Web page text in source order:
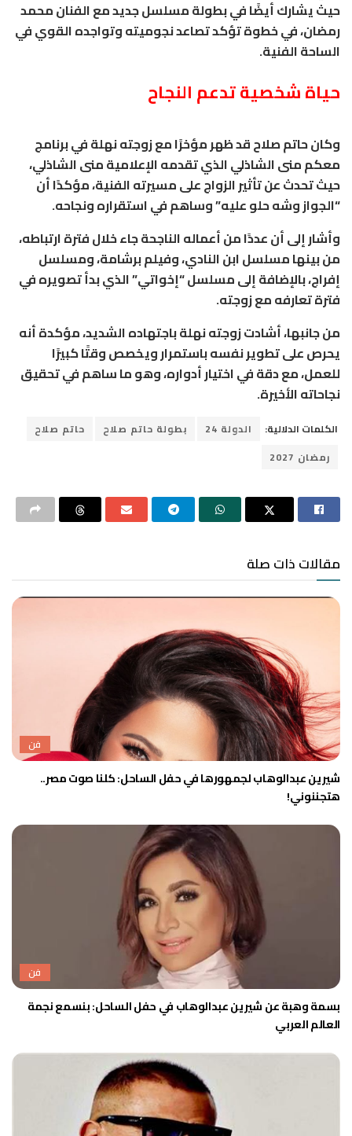
حيث يشارك أيضًا في بطولة مسلسل جديد مع الفنانمحمد
رمضان، في خطوة تؤكد تصاعد نجوميته وتواجده القوي في
الساحة الفنية.
حياة شخصية تدعم النجاح
وكان حاتم صلاح قد ظهر مؤخرًا مع زوجته نهلة في برنامج
معكم منى الشاذليالذي تقدمه الإعلاميةمنى الشاذلي،
حيث تحدث عن تأثير الزواج على مسيرته الفنية، مؤكدًا أن
“الجواز وشه حلو عليه” وساهم في استقراره ونجاحه.
وأشار إلى أن عددًا من أعماله الناجحة جاء خلال فترة ارتباطه،
من بينها مسلسلابن النادي، وفيلمبرشامة، ومسلسل
إفراج، بالإضافة إلى مسلسل “إخواتي” الذي بدأ تصويره في
فترة تعارفه مع زوجته.
من جانبها، أشادت زوجته نهلة باجتهاده الشديد، مؤكدة أنه
يحرص على تطوير نفسه باستمرار ويخصص وقتًا كبيرًا
للعمل، مع دقة في اختيار أدواره، وهو ما ساهم في تحقيق
نجاحاته الأخيرة.
الكلمات الدلالية: الدولة 24 بطولة حاتم صلاح
حاتم صلاح
رمضان 2027
مقالات ذات صلة
فن
شيرين عبدالوهاب لجمهورها في حفل الساحل: كلنا صوت مصر..
هتجننوني!
فن
بسمة وهبة عن شيرين عبدالوهاب في حفل الساحل: بنسمع نجمة
العالم العربي